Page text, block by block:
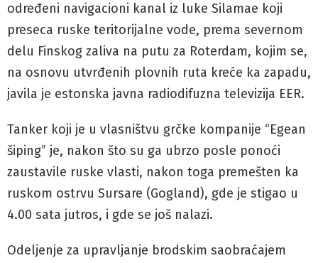
određeni navigacioni kanal iz luke Silamae koji
preseca ruske teritorijalne vode, prema severnom
delu Finskog zaliva na putu za Roterdam, kojim se,
na osnovu utvrđenih plovnih ruta kreće ka zapadu,
javila je estonska javna radiodifuzna televizija EER.
Tanker koji je u vlasništvu grčke kompanije “Egean
šiping” je, nakon što su ga ubrzo posle ponoći
zaustavile ruske vlasti, nakon toga premešten ka
ruskom ostrvu Sursare (Gogland), gde je stigao u
4.00 sata jutros, i gde se još nalazi.
Odeljenje za upravljanje brodskim saobraćajem